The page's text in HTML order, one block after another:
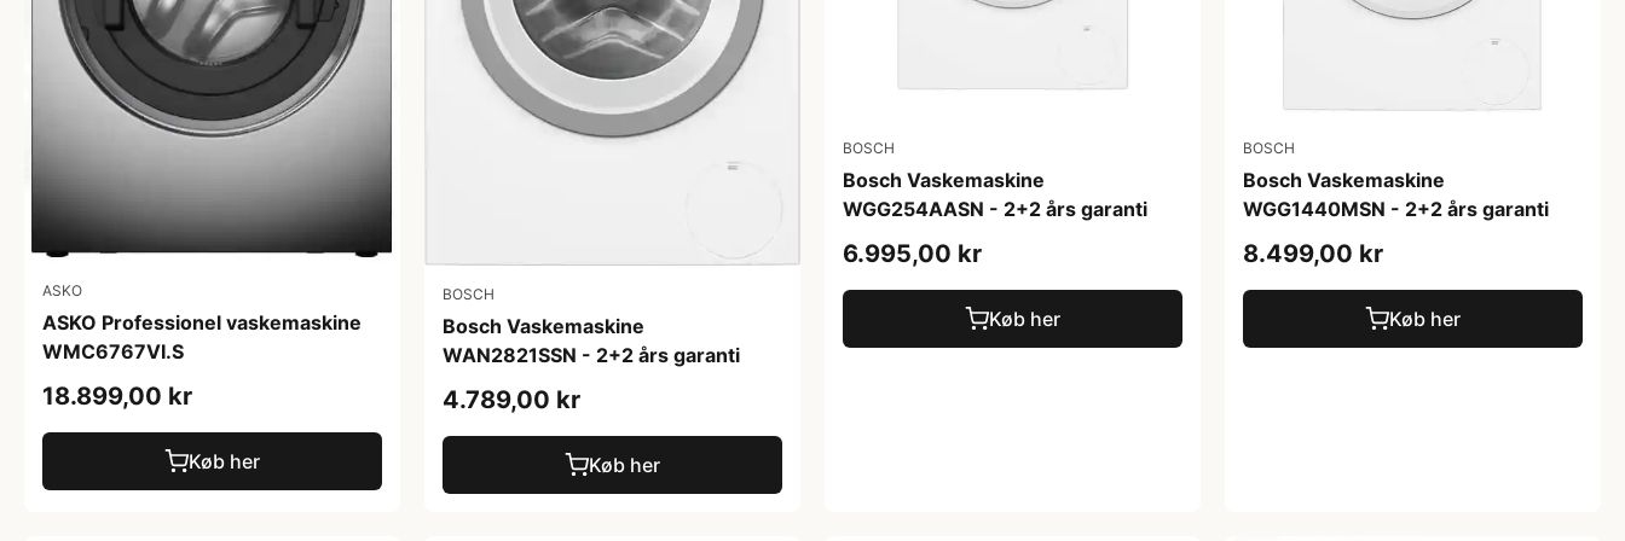
ASKO
ASKO Professionel vaskemaskine
WMC6767VI.S
18.899,00 kr
Køb her
BOSCH
Bosch Vaskemaskine
WAN2821SSN - 2+2 års garanti
4.789,00 kr
Køb her
BOSCH
Bosch Vaskemaskine
WGG254AASN - 2+2 års garanti
6.995,00 kr
Køb her
BOSCH
Bosch Vaskemaskine
WGG1440MSN - 2+2 års garanti
8.499,00 kr
Køb her